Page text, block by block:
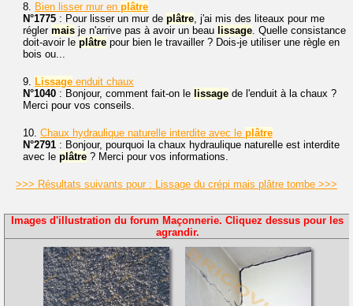
8. Bien lisser mur en plâtre
N°1775 : Pour lisser un mur de plâtre, j'ai mis des liteaux pour me
régler mais je n'arrive pas à avoir un beau lissage. Quelle consistance
doit-avoir le plâtre pour bien le travailler ? Dois-je utiliser une règle en
bois ou...
9. Lissage enduit chaux
N°1040 : Bonjour, comment fait-on le lissage de l'enduit à la chaux ?
Merci pour vos conseils.
10. Chaux hydraulique naturelle interdite avec le plâtre
N°2791 : Bonjour, pourquoi la chaux hydraulique naturelle est interdite
avec le plâtre ? Merci pour vos informations.
>>> Résultats suivants pour : Lissage du crépi mais plâtre tombe >>>
Images d'illustration du forum Maçonnerie. Cliquez dessus pour les
agrandir.